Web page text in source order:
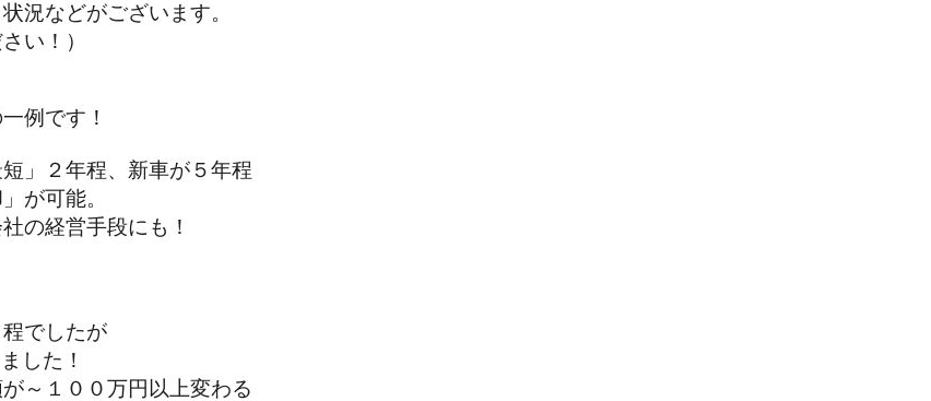
などがございます。
い！）
一例です！
２年程、新車が５年程
が可能。
経営手段にも！
でしたが
した！
１００万円以上変わる